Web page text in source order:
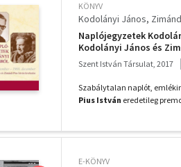
KÖNYV
Kodolányi János
Naplójegyzetek
Kodolányi János és
Szent István Társulat, 2017
Szabálytalan naplót,
Pius István eredetileg
E-KÖNYV